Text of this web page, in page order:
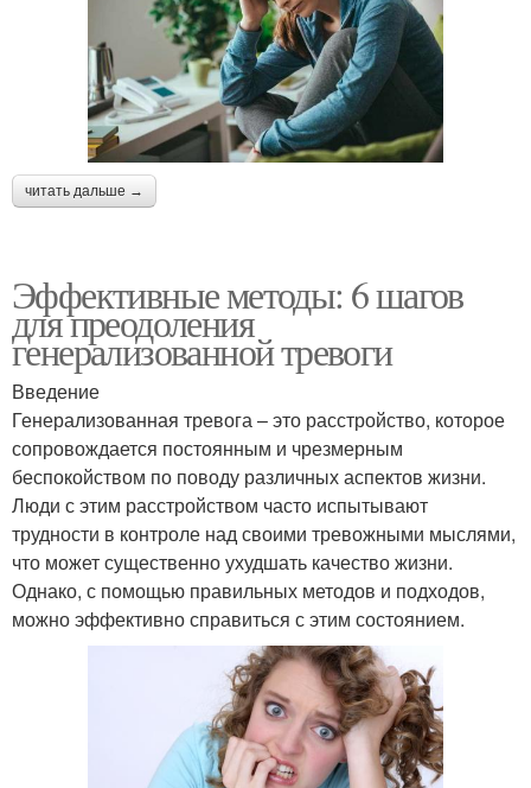
читать дальше →
Эффективные методы: 6 шагов
для преодоления
генерализованной тревоги
Введение
Генерализованная тревога – это расстройство, которое
сопровождается постоянным и чрезмерным
беспокойством по поводу различных аспектов жизни.
Люди с этим расстройством часто испытывают
трудности в контроле над своими тревожными мыслями,
что может существенно ухудшать качество жизни.
Однако, с помощью правильных методов и подходов,
можно эффективно справиться с этим состоянием.